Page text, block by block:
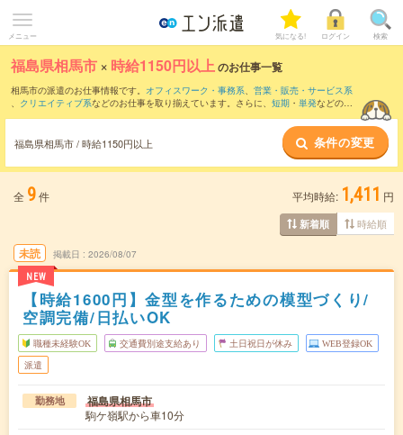
メニュー 気になる! ログイン 検索
福島県相馬市 × 時給1150円以上のお仕事一覧
相馬市の派遣のお仕事情報です。 オフィスワーク・事務系、 営業・販売・サービス系
、 クリエイティブ系などのお仕事を取り揃えています。さらに、 短期 ・ 単発などの期
福島県相馬市 / 時給1150円以上 条件の変更
全 9件 平均時給: 1,411 円
新着順 時給順
未読
NEW
掲載日 2026/08/07
【時給1600円】金型を作るための模型づくり/
空調完備/日払いOK
職種未経験OK 交通費別途支給あり 土日祝日が休み WEB登録OK
派遣
勤務地 福島県相馬市
駒ケ嶺駅から車10分